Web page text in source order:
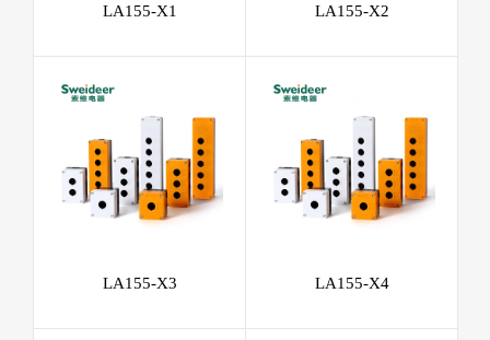
LA155-X1 LA155-X2
LA155-X3 LA155-X4